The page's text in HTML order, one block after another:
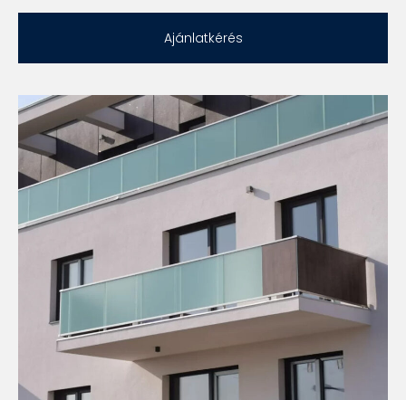
Ajánlatkérés